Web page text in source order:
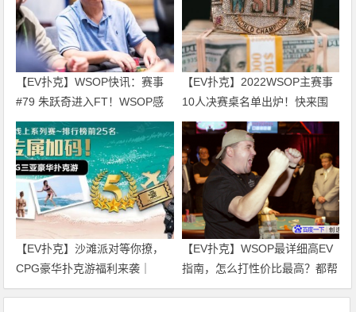
【EV扑克】WSOP快讯：赛事
#79 朱跃奇进入FT！WSOP感
恩庆、直通车热闹开跑！
【EV扑克】2022WSOP主赛事
10人决赛桌名单出炉！快来围
观！
【EV扑克】沙滩派对等你撩，
CPG豪华扑克游福利来袭｜
WSOP金手链免费赛天天开打！
【EV扑克】WSOP最详细高EV
指南，怎么打性价比最高？都帮
你整理好了！